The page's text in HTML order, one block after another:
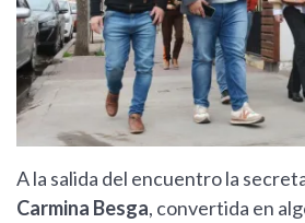
A la salida del encuentro la
Carmina Besga, convertida en